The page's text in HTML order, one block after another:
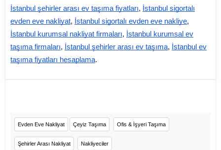
İstanbul şehirler arası ev taşıma fiyatları, İstanbul sigortalı
evden eve nakliyat, İstanbul sigortalı evden eve nakliye,
İstanbul kurumsal nakliyat firmaları, İstanbul kurumsal ev
taşıma firmaları, İstanbul şehirler arası ev taşıma, İstanbul ev
taşıma fiyatları hesaplama.
Evden Eve Nakliyat Çeyiz Taşıma Ofis & İşyeri Taşıma
Şehirler Arası Nakliyat Nakliyeciler